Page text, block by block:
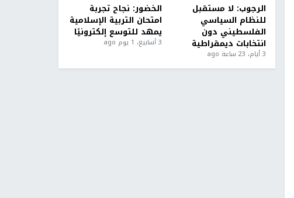
الرجوب: لا مستقبل
للنظام السياسي
الفلسطيني دون
انتخابات ديمقراطية
3 أيام، 23 ساعة ago
الخضور: نجاح تجربة
امتحان التربية الإسلامية
يمهد للتوسع إلكترونيًا
3 أسابيع، 1 يوم ago